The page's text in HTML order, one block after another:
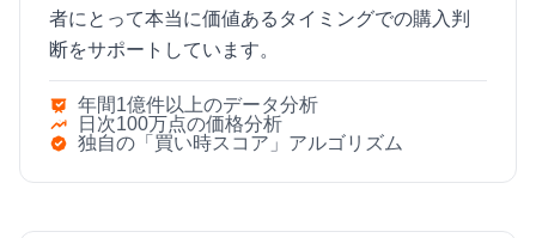
者にとって本当に価値あるタイミングでの購入判
断をサポートしています。
年間1億件以上のデータ分析
日次100万点の価格分析
独自の「買い時スコア」アルゴリズム